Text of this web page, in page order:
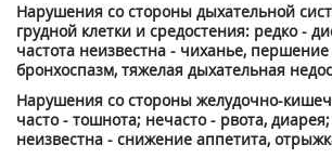
Нарушения со стороны дыхательной
грудной клетки и средостения: редко -
частота неизвестна - чиханье, першение
бронхоспазм, тяжелая дыхательная
Нарушения со стороны желудочно-
часто - тошнота; нечасто - рвота,
неизвестна - снижение аппетита,